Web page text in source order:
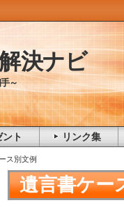
別文例
遺言書ケー
決ナビ
～
ント リンク集